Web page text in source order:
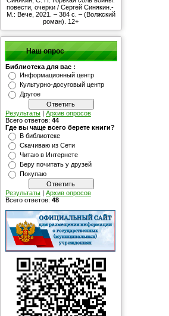
повести, очерки / Сергей Синякин.-
М.: Вече, 2021. – 384 с. – (Волжский
роман). 12+
Наш опрос
Библиотека для вас :
Информационный центр
Культурно-досуговый центр
Другое
Результаты | Архив опросов
Всего ответов: 44
Где вы чаще всего берете книги?
В библиотеке
Скачиваю из Сети
Читаю в Интернете
Беру почитать у друзей
Покупаю
Результаты | Архив опросов
Всего ответов: 48